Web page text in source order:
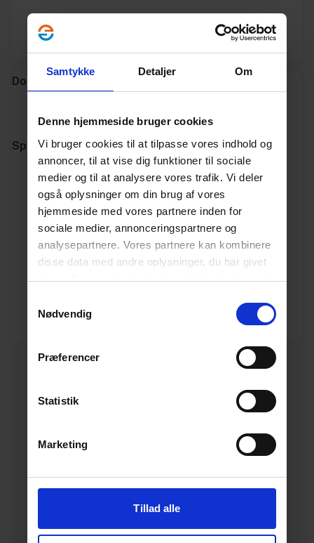
Samtykke Detaljer Om
Denne hjemmeside bruger cookies
Vi bruger cookies til at tilpasse vores indhold og
annoncer, til at vise dig funktioner til sociale
medier og til at analysere vores trafik. Vi deler
også oplysninger om din brug af vores
hjemmeside med vores partnere inden for
sociale medier, annonceringspartnere og
analysepartnere. Vores partnere kan kombinere
disse data med andre oplysninger, du har givet
dem, eller som de har indsamlet fra din brug af
Nødvendig
Præferencer
Statistik
Marketing
Tillad alle
Dokumenter og links
Datablad
Specifikationer
Varenummer 10143110
Vægt 1.02
Enhed M
Længde (m) 12
Dimension